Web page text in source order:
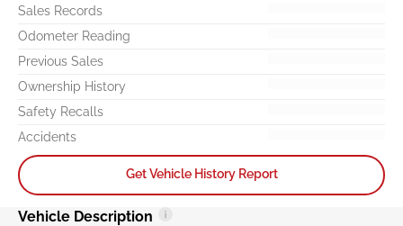
Sales Records
Odometer Reading
Previous Sales
Ownership History
Safety Recalls
Accidents
Get Vehicle History Report
Vehicle Description